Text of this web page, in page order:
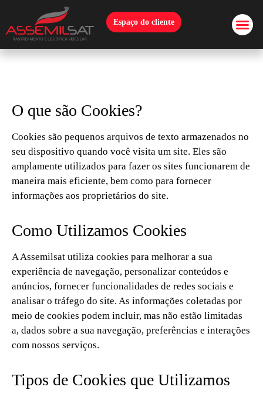
Espaço do cliente
O que são Cookies?
Cookies são pequenos arquivos de texto armazenados no
seu dispositivo quando você visita um site. Eles são
amplamente utilizados para fazer os sites funcionarem de
maneira mais eficiente, bem como para fornecer
informações aos proprietários do site.
Como Utilizamos Cookies
A Assemilsat utiliza cookies para melhorar a sua
experiência de navegação, personalizar conteúdos e
anúncios, fornecer funcionalidades de redes sociais e
analisar o tráfego do site. As informações coletadas por
meio de cookies podem incluir, mas não estão limitadas
a, dados sobre a sua navegação, preferências e interações
com nossos serviços.
Tipos de Cookies que Utilizamos